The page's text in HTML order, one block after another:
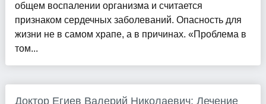
общем воспалении организма и считается
признаком сердечных заболеваний. Опасность для
жизни не в самом храпе, а в причинах. «Проблема в
том...
Доктор Егиев Валерий Николаевич: Лечение